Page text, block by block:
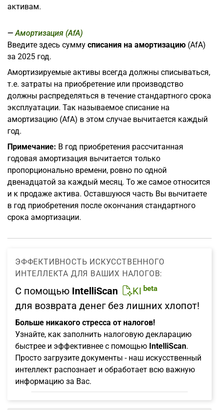
активам.
Амортизация (AfA)
Введите здесь сумму списания на амортизацию (AfA)
за 2025 год.
Амортизируемые активы всегда должны списываться,
т.е. затраты на приобретение или производство
должны распределяться в течение стандартного срока
эксплуатации. Так называемое списание на
амортизацию (AfA) в этом случае вычитается каждый
год.
Примечание: В год приобретения рассчитанная
годовая амортизация вычитается только
пропорционально времени, ровно по одной
двенадцатой за каждый месяц. То же самое относится
и к продаже актива. Оставшуюся часть Вы вычитаете
в год приобретения после окончания стандартного
срока амортизации.
ЭФФЕКТИВНОСТЬ ИСКУССТВЕННОГО
ИНТЕЛЛЕКТА ДЛЯ ВАШИХ НАЛОГОВ:
С помощью IntelliScan KI beta
для возврата денег без лишних хлопот!
Больше никакого стресса от налогов!
Узнайте, как заполнить налоговую декларацию
быстрее и эффективнее с помощью IntelliScan.
Просто загрузите документы - наш искусственный
интеллект распознает и обработает всю важную
информацию за Вас.